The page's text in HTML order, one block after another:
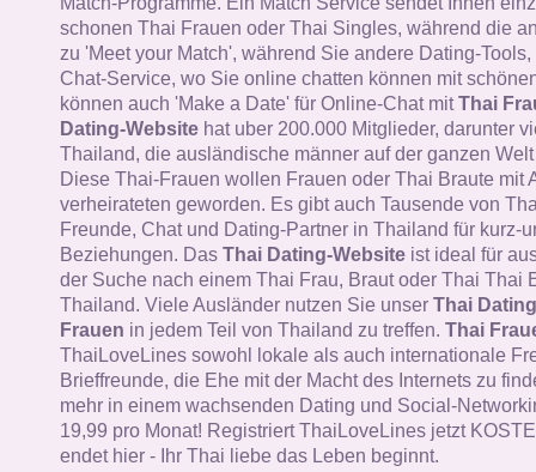
schonen Thai Frauen oder Thai Singles, während die
zu 'Meet your Match', während Sie andere Dating-
Chat-Service, wo Sie online chatten können mit
können auch 'Make a Date' für Online-Chat mitThai
Dating-Websitehat uber 200.000 Mitglieder, darunter
Thailand, die ausländische männer auf der ganzen
Diese Thai-Frauen wollen Frauen oder Thai Braute mit
verheirateten geworden. Es gibt auch Tausende von
Freunde, Chat und Dating-Partner in Thailand für kurz-
Beziehungen. Das Thai Dating-Websiteist ideal für
der Suche nach einem Thai Frau, Braut oder Thai Thai
Thailand. Viele Ausländer nutzen Sie unser Thai
Frauen in jedem Teil von Thailand zu treffen. Thai
ThaiLoveLines sowohl lokale als auch internationale
Brieffreunde, die Ehe mit der Macht des Internets zu
mehr in einem wachsenden Dating und Social-
19,99 pro Monat! Registriert ThaiLoveLines jetzt
endet hier - Ihr Thai liebe das Leben beginnt.